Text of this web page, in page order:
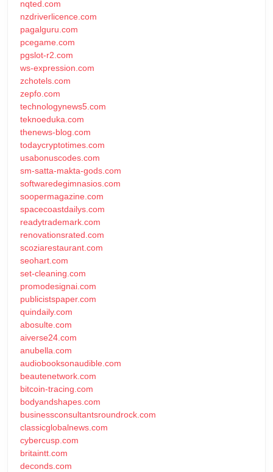
nqted.com
nzdriverlicence.com
pagalguru.com
pcegame.com
pgslot-r2.com
ws-expression.com
zchotels.com
zepfo.com
technologynews5.com
teknoeduka.com
thenews-blog.com
todaycryptotimes.com
usabonuscodes.com
sm-satta-makta-gods.com
softwaredegimnasios.com
soopermagazine.com
spacecoastdailys.com
readytrademark.com
renovationsrated.com
scoziarestaurant.com
seohart.com
set-cleaning.com
promodesignai.com
publicistspaper.com
quindaily.com
abosulte.com
aiverse24.com
anubella.com
audiobooksonaudible.com
beautenetwork.com
bitcoin-tracing.com
bodyandshapes.com
businessconsultantsroundrock.com
classicglobalnews.com
cybercusp.com
britaintt.com
deconds.com